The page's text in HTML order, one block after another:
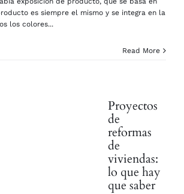
es siempre el mismo y se integra en la
los colores...
Read More
Proyectos
de
reformas
de
viviendas:
lo que hay
que saber